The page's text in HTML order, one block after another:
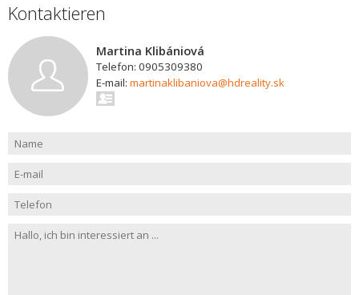
Kontaktieren
Martina Klibániová
Telefon: 0905309380
E-mail: martinaklibaniova@hdreality.sk